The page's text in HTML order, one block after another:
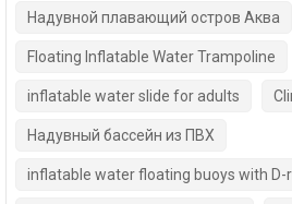
Надувной плавающий остров Аква
Floating Inflatable Water Trampoline
inflatable water slide for adults
Надувный бассейн из ПВХ
inflatable water floating buoys with D-